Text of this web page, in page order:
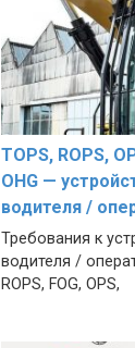
TOPS, ROPS,
OHG —
водителя /
Требования к
водителя /
ROPS, FOG, OPS,